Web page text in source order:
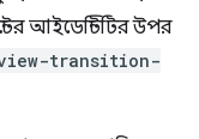
আইডেন্টিটির উপর
transition-